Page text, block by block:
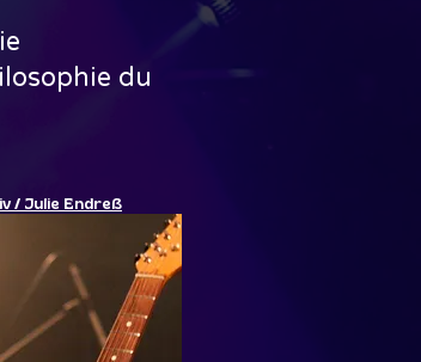
du
/ Julie Endreß